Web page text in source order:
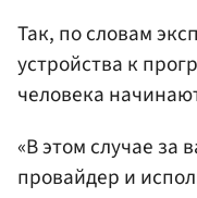
Так, по словам
устройства к
человека
«В этом случае за
провайдер и